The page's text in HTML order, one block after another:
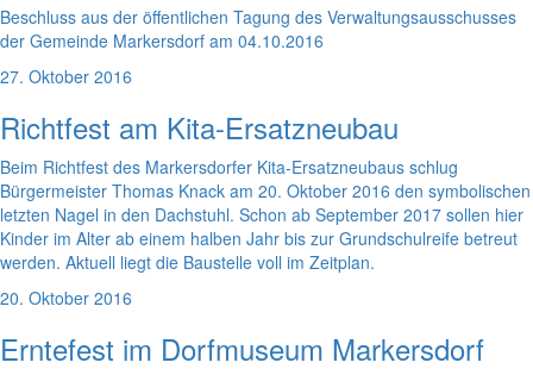
Beschluss aus der öffentlichen Tagung des Verwaltungsausschusses
der Gemeinde Markersdorf am 04.10.2016
27. Oktober 2016
Richtfest am Kita-Ersatzneubau
Beim Richtfest des Markersdorfer Kita-Ersatzneubaus schlug
Bürgermeister Thomas Knack am 20. Oktober 2016 den symbolischen
letzten Nagel in den Dachstuhl. Schon ab September 2017 sollen hier
Kinder im Alter ab einem halben Jahr bis zur Grundschulreife betreut
werden. Aktuell liegt die Baustelle voll im Zeitplan.
20. Oktober 2016
Erntefest im Dorfmuseum Markersdorf